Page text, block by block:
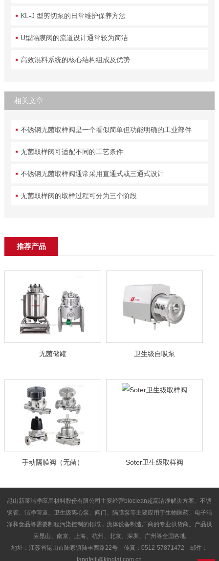
KL-J 型剪切泵的日常维护保养方法
U型隔膜阀的流道设计通常较为简洁
高效混料系统的核心结构组成及优势
相关文章
不锈钢无菌取样阀是一个看似简单但功能明确的工业部件
无菌取样阀可适配不同的工艺条件
不锈钢无菌取样阀通常采用直通式或三通式设计
无菌取样阀的取样过程可分为三个阶段
推荐产品
无菌储罐 卫生级自吸泵
手动隔膜阀（无菌） Soter卫生级取样阀
昆山新莱洁净应用材料股份有限公司主要经营bioclean超高洁净解决方案、不锈
钢管、洁净管道、卫生级离心泵、阀门、隔膜泵等主要应用于生物医药、电子洁
净和食品等需要制程污染控制的领域，流体设备制造厂商的专业供货商。产品供
应昆山、南京、上海、杭州、北京、深圳、广州等全国各地
地址：江苏省昆山市陆家镇陆丰西路22号 传真：0512-57871472 邮件：
tangfeiji@kinglai.com.cn